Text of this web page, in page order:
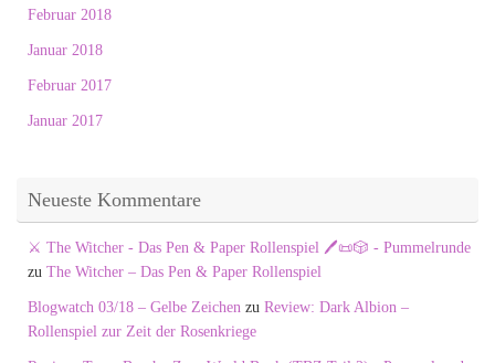
Februar 2018
Januar 2018
Februar 2017
Januar 2017
Neueste Kommentare
⚔️ The Witcher - Das Pen & Paper Rollenspiel 🖊️📜🎲 - Pummelrunde
zu The Witcher – Das Pen & Paper Rollenspiel
Blogwatch 03/18 – Gelbe Zeichen zu Review: Dark Albion –
Rollenspiel zur Zeit der Rosenkriege